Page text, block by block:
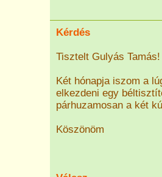
Kérdés
Tisztelt Gulyás Tamás!
Két hónapja iszom a
elkezdeni egy
párhuzamosan a két
Köszönöm